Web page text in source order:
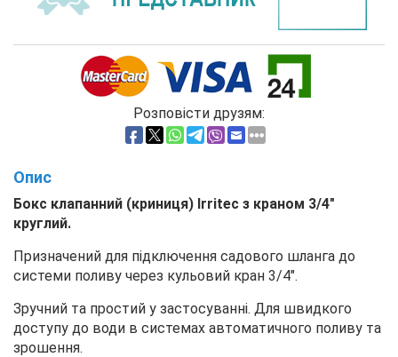
Розповісти друзям:
Опис
Бокс клапанний (криниця) Irritec з краном 3/4"
круглий.
Призначений для підключення садового шланга до
системи поливу через кульовий кран 3/4".
Зручний та простий у застосуванні. Для швидкого
доступу до води в системах автоматичного поливу та
зрошення.